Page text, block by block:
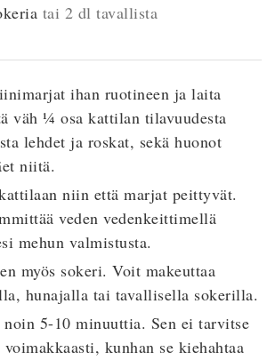
tai 2 dl tavallista
ihan ruotineen ja laita
väh ¼ osa kattilan tilavuudesta
lehdet ja roskat, sekä huonot
niitä.
niin että marjat peittyvät.
veden vedenkeittimellä
mehun valmistusta.
myös sokeri. Voit makeuttaa
hunajalla tai tavallisella sokerilla.
noin 5-10 minuuttia. Sen ei tarvitse
kunhan se kiehahtaa